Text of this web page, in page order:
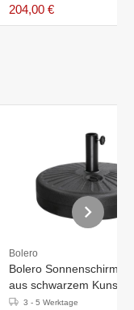
204,00 €
Bolero
Bolero
aus schwarzem
3 - 5 Werktage